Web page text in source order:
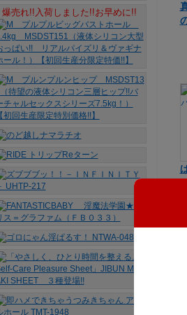
爆売れ!!入荷しました!!お早めに!!